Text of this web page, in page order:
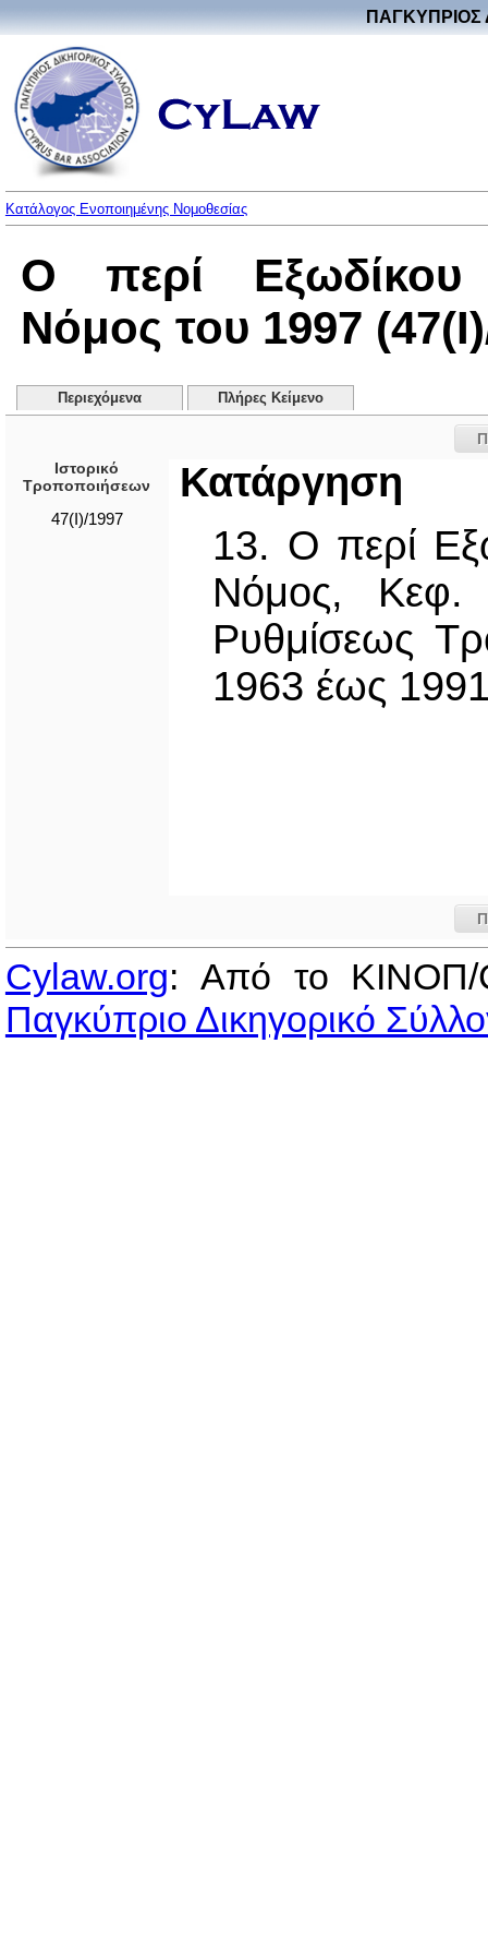
ΠΑΓΚΥΠΡΙΟΣ
Κατάλογος Ενοποιημένης Νομοθεσίας
Ο περί Εξωδίκου
Νόμος του 1997
Περιεχόμενα Πλήρες Κείμενο
Ιστορικό
Τροποποιήσεων
47(I)/1997
Κατάργηση
13. Ο περί
Νόμος, Κεφ.
Ρυθμίσεως
1963 έως
Cylaw.org: Από το
Παγκύπριο Δικηγορικό